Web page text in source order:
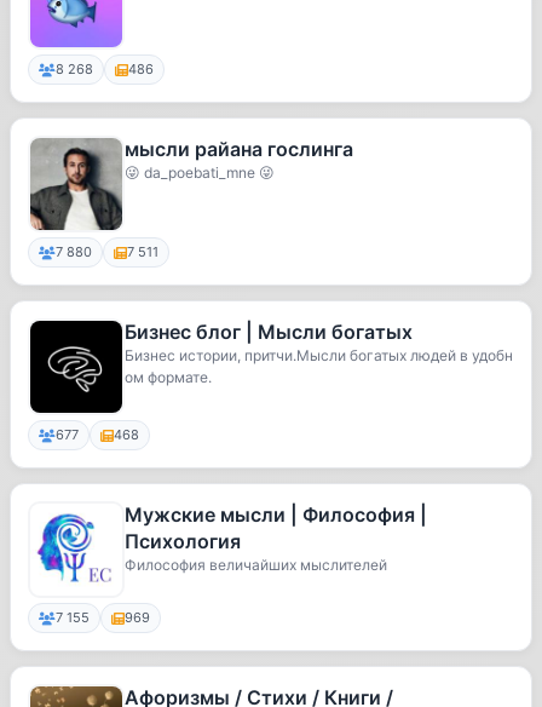
8 268 486
мысли райана гослинга
😜 da_poebati_mne 😜
7 880 7 511
Бизнес блог | Мысли богатых
Бизнес истории, притчи.Мысли богатых людей в удобн
ом формате.
677 468
Мужские мысли | Философия |
Психология
Философия величайших мыслителей
7 155 969
Афоризмы / Стихи / Книги /